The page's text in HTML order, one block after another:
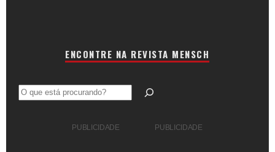
ENCONTRE NA REVISTA MENSCH
Pesquisar
PUBLICIDADE PUBLICIDADE